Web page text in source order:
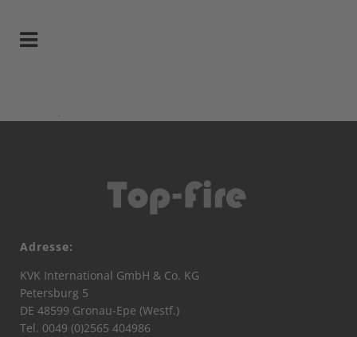
Adresse:
KVK International GmbH & Co. KG
Petersburg 5
DE 48599 Gronau-Epe (Westf.)
Tel. 0049 (0)2565 404986